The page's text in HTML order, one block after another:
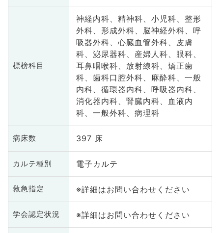
標榜科目
神経内科、精神科、小児科、整形
外科、形成外科、脳神経外科、呼
吸器外科、心臓血管外科、皮膚
科、泌尿器科、産婦人科、眼科、
耳鼻咽喉科、放射線科、矯正歯
科、歯科口腔外科、麻酔科、一般
内科、循環器内科、呼吸器内科、
消化器内科、腎臓内科、血液内
科、一般外科、病理科
病床数 397 床
カルテ種別 電子カルテ
救急指定 ※詳細はお問い合わせください
学会認定状況 ※詳細はお問い合わせください